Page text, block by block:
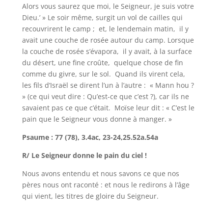
Alors vous saurez que moi, le Seigneur, je suis votre
Dieu.’ » Le soir même, surgit un vol de cailles qui
recouvrirent le camp ; et, le lendemain matin, il y
avait une couche de rosée autour du camp. Lorsque
la couche de rosée s’évapora, il y avait, à la surface
du désert, une fine croûte, quelque chose de fin
comme du givre, sur le sol. Quand ils virent cela,
les fils d’Israël se dirent l’un à l’autre : « Mann hou ?
» (ce qui veut dire : Qu’est-ce que c’est ?), car ils ne
savaient pas ce que c’était. Moïse leur dit : « C’est le
pain que le Seigneur vous donne à manger. »
Psaume : 77 (78), 3.4ac, 23-24,25.52a.54a
R/ Le Seigneur donne le pain du ciel !
Nous avons entendu et nous savons ce que nos
pères nous ont raconté : et nous le redirons à l’âge
qui vient, les titres de gloire du Seigneur.